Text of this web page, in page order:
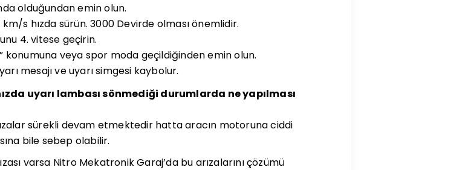
olduğundan emin olun.
s hızda sürün. 3000 Devirde olması önemlidir.
4. vitese geçirin.
konumuna veya spor moda geçildiğinden emin olun.
mesajı ve uyarı simgesi kaybolur.
uyarı lambası sönmediği durumlarda ne yapılması
sürekli devam etmektedir hatta aracın motoruna ciddi
bile sebep olabilir.
varsa Nitro Mekatronik Garaj’da bu arızalarını çözümü